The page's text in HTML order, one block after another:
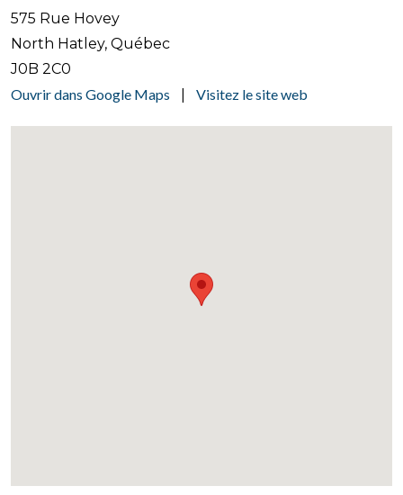
575 Rue Hovey
North Hatley, Québec
J0B 2C0
Ouvrir dans Google Maps
Visitez le site web